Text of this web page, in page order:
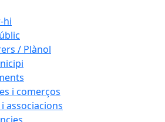
hi
/ Plànol
i comerços
associacions